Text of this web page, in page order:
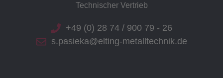
Technischer Vertrieb
+49 (0) 28 74 / 900 79 - 26
s.pasieka@elting-metalltechnik.de